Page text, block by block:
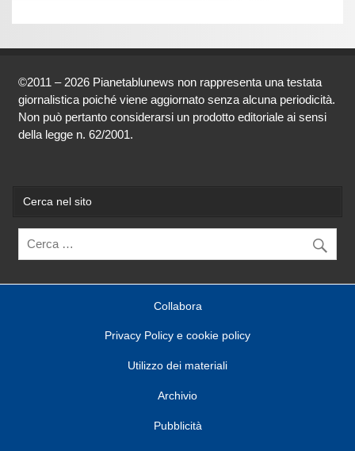
©2011 – 2026 Pianetablunews non rappresenta una testata
giornalistica poiché viene aggiornato senza alcuna periodicità.
Non può pertanto considerarsi un prodotto editoriale ai sensi
della legge n. 62/2001.
Cerca nel sito
Collabora
Privacy Policy e cookie policy
Utilizzo dei materiali
Archivio
Pubblicità